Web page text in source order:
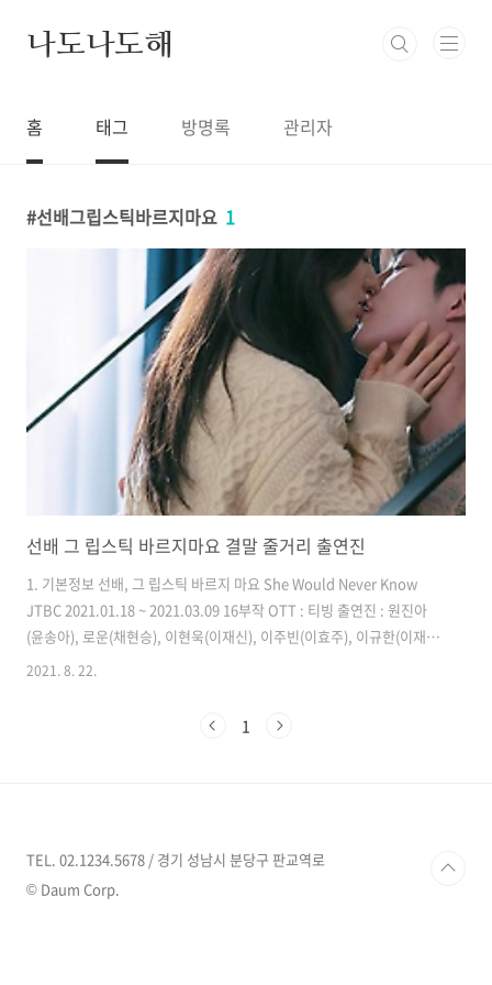
나도나도해
홈 태그 방명록 관리자
선배그립스틱바르지마요 1
선배 그 립스틱 바르지마요 결말 줄거리 출연진
1. 기본정보 선배, 그 립스틱 바르지 마요 She Would Never Know
JTBC 2021.01.18 ~ 2021.03.09 16부작 OTT : 티빙 출연진 : 원진아
(윤송아), 로운(채현승), 이현욱(이재신), 이주빈(이효주), 이규한(이재
운), 왕빛나(채지승), 하윤경(채연승), 강혜진(김가영), 안세하(권성연) 2.
런 그녀는 팀의 막내 역할을 해왔고 드디어 자신의 직속 후배가 들어오자
2021. 8. 22.
1
TEL. 02.1234.5678 / 경기 성남시 분당구 판교역로
© Daum Corp.